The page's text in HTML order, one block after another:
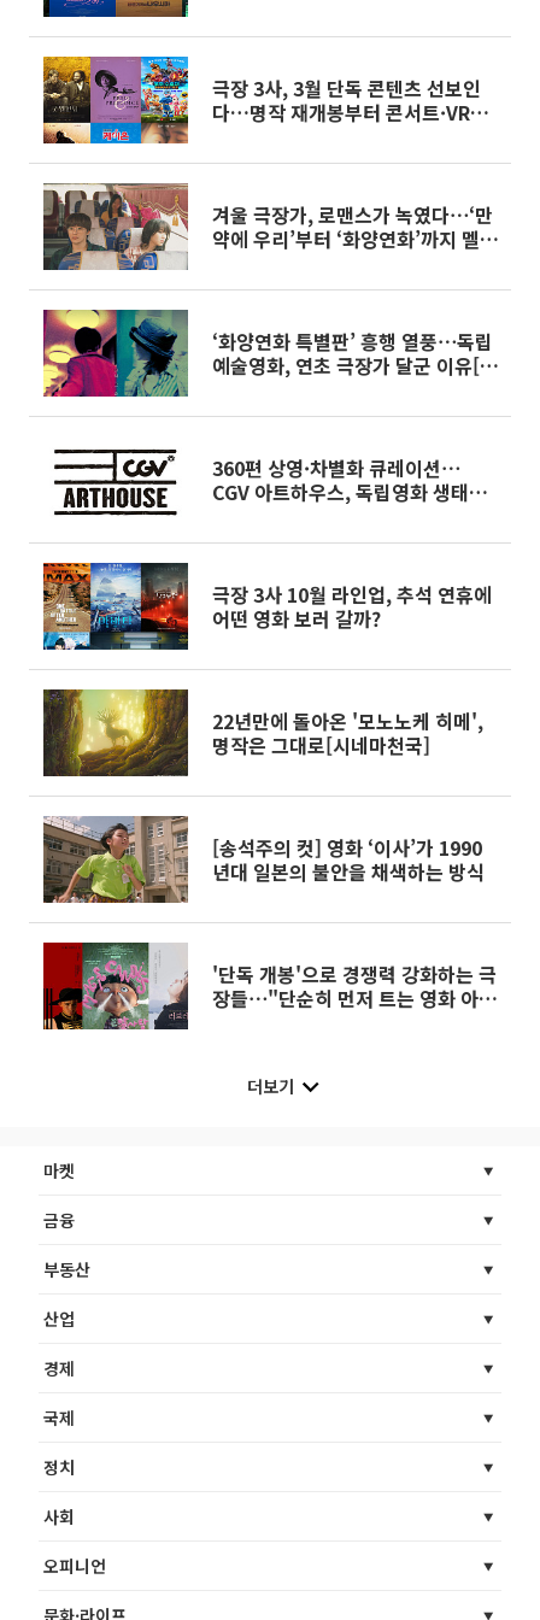
극장 3사, 3월 단독 콘텐츠 선보인
다…명작 재개봉부터 콘서트·VR까
겨울 극장가, 로맨스가 녹였다⋯‘만
약에 우리’부터 ‘화양연화’까지 멜로
‘화양연화 특별판’ 흥행 열풍⋯독립
예술영화, 연초 극장가 달군 이유[주
360편 상영·차별화 큐레이션⋯
CGV 아트하우스, 독립영화 생태계
극장 3사 10월 라인업, 추석 연휴에
어떤 영화 보러 갈까?
22년만에 돌아온 '모노노케 히메',
명작은 그대로[시네마천국]
[송석주의 컷] 영화 ‘이사’가 1990
년대 일본의 불안을 채색하는 방식
'단독 개봉'으로 경쟁력 강화하는 극
장들⋯"단순히 먼저 트는 영화 아
더보기
마켓
금융
부동산
산업
경제
국제
정치
사회
오피니언
문화·라이프